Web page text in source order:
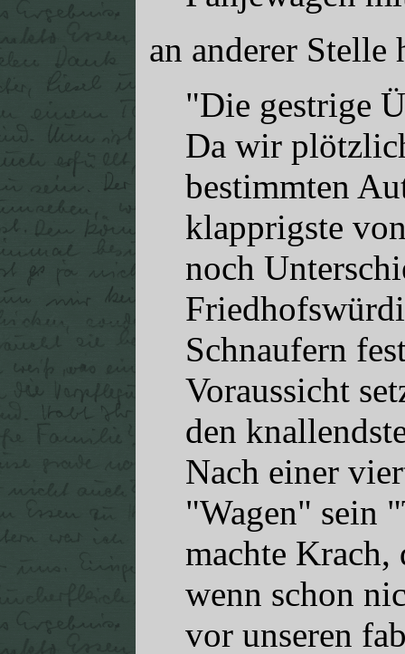
an anderer Stelle
"Die gestrige
Da wir
bestimmten
klapprigste
noch
Schnaufern
Voraussicht
den
Nach einer
"Wagen" sein
machte Krach,
wenn schon
vor unseren